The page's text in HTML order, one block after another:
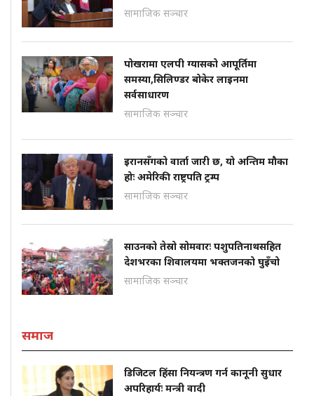
सामाजिक सञ्चार
पोखरामा एलपी ग्यासको आपूर्तिमा
समस्या,सिलिण्डर बोकेर लाइनमा
सर्वसाधारण
सामाजिक सञ्चार
इरानसँगको वार्ता जारी छ, यो अन्तिम मौका
होः अमेरिकी राष्ट्रपति ट्रम्प
सामाजिक सञ्चार
साउनको तेस्रो सोमवारः पशुपतिनाथसहित
देशभरका शिवालयमा भक्तजनको घुइँचो
सामाजिक सञ्चार
समाज
डिजिटल हिंसा नियन्त्रण गर्न कानूनी सुधार
अपरिहार्यः मन्त्री वादी